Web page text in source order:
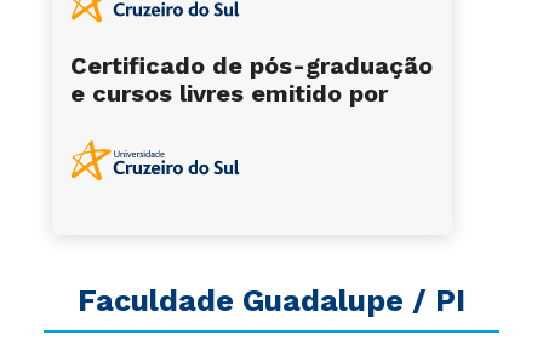
Faculdade Guadalupe / PI
Certificado de pós-graduação
e cursos livres emitido por